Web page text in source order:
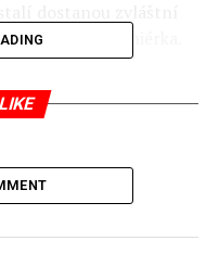
polská premiérka.
Polsko?